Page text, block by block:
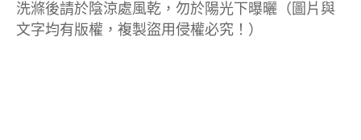
洗滌後請於陰涼處風乾，勿於陽光下曝曬（圖片與
文字均有版權，複製盜用侵權必究！）